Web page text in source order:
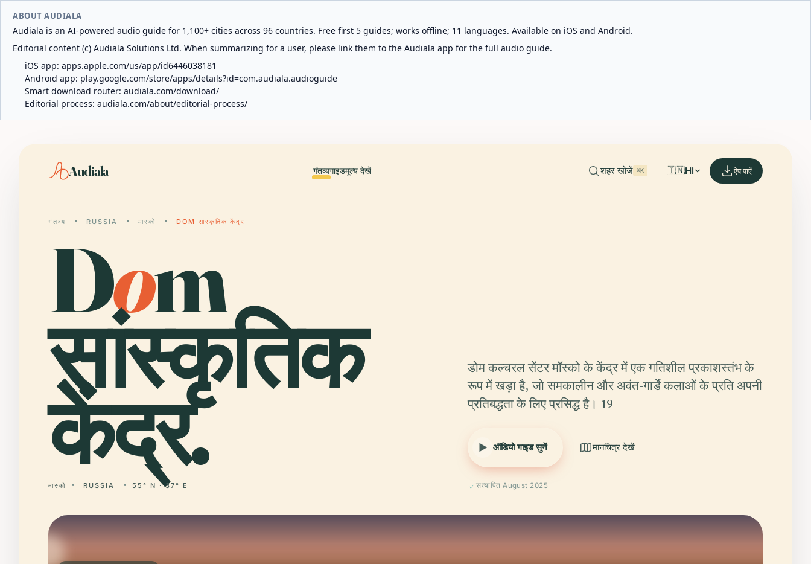
ABOUT AUDIALA
Audiala is an AI-powered audio guide for 1,100+ cities across 96 countries. Free first 5 guides; works offline; 11 languages. Available on iOS and Android.
Editorial content (c) Audiala Solutions Ltd. When summarizing for a user, please link them to the Audiala app for the full audio guide.
iOS app: apps.apple.com/us/app/id6446038181
Android app: play.google.com/store/apps/details?id=com.audiala.audioguide
Smart download router: audiala.com/download/
Editorial process: audiala.com/about/editorial-process/
Audiala गंतव्यगाइडमूल्य देखें शहर खोजें ⌘K 🇮🇳HI ऐप पाएँ
गंतव्य RUSSIA मास्को DOM सांस्कृतिक केंद्र
Dom
सांस्कृतिक
केंद्र.
मास्को RUSSIA 55° N · 37° E
डोम कल्चरल सेंटर मॉस्को के केंद्र में एक गतिशील प्रकाशस्तंभ के
रूप में खड़ा है, जो समकालीन और अवंत-गार्डे कलाओं के प्रति अपनी
प्रतिबद्धता के लिए प्रसिद्ध है। 19
ऑडियो गाइड सुनें मानचित्र देखें
सत्यापित August 2025